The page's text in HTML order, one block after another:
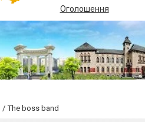
Оголошення
The boss band